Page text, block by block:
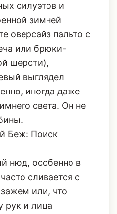
силуэтов и
зимней
оверсайз пальто с
или брюки-
шерсти),
выглядел
иногда даже
света. Он не
Беж: Поиск
нюд, особенно в
сливается с
или, что
рук и лица